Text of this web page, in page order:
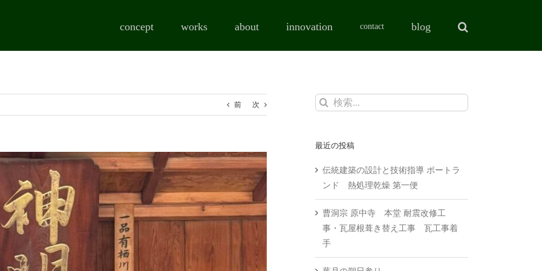
concept works about innovation contact blog
前 次
検
最近の投稿
伝統建築の設計と技術指導 ポートラ
ンド 熱処理乾燥 第一便
曹洞宗 原中寺 本堂 耐震改修工
事・瓦屋根葺き替え工事 瓦工事着
手